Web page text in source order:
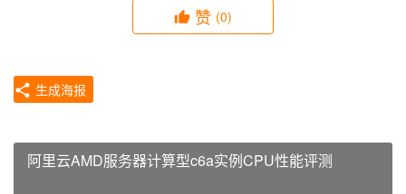
赞 (0)
生成海报
阿里云AMD服务器计算型c6a实例CPU性能评测